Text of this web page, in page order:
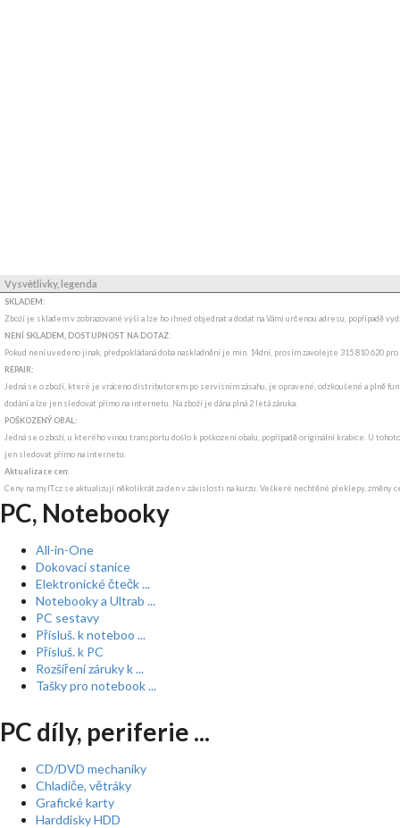
Vysvětlivky, legenda
SKLADEM:
Zboží je skladem v zobrazované výši a lze ho ihned objednat a dodat na Vámi určenou adresu, popřípadě
NENÍ SKLADEM, DOSTUPNOST NA DOTAZ:
Pokud není uvedeno jinak, předpokládaná doba naskladnění je min. 14dní, prosím zavolejte 315 810 620
REPAIR:
Jedná se o zboží, které je vráceno distributorem po servisním zásahu, je opravené, odzkoušené a plně
dodání a lze jen sledovat přímo na internetu. Na zboží je dána plná 2 letá záruka.
POŠKOZENÝ OBAL:
Jedná se o zboží, u kterého vinou transportu došlo k poškození obalu, popřípadě originální krabice. U
jen sledovat přímo na internetu.
Aktualizace cen:
Ceny na myIT.cz se aktualizují několikrát za den v závislosti na kurzu. Veškeré nechtěné překlepy, změny
PC, Notebooky
All-in-One
Dokovací stanice
Elektronické čtečk ...
Notebooky a Ultrab ...
PC sestavy
Přísluš. k noteboo ...
Přísluš. k PC
Rozšíření záruky k ...
Tašky pro notebook ...
PC díly, periferie ...
CD/DVD mechaniky
Chladiče, větráky
Grafické karty
Harddisky HDD